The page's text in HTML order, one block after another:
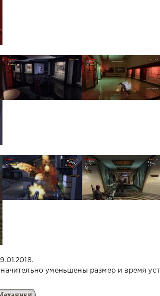
уменьшены размер и время